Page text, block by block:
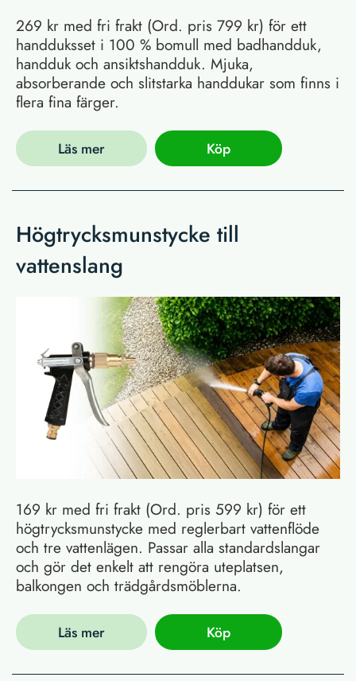
269 kr med fri frakt (Ord. pris 799 kr) för ett
handduksset i 100 % bomull med badhandduk,
handduk och ansiktshandduk. Mjuka,
absorberande och slitstarka handdukar som finns i
flera fina färger.
Läs mer Köp
Högtrycksmunstycke till
vattenslang
169 kr med fri frakt (Ord. pris 599 kr) för ett
högtrycksmunstycke med reglerbart vattenflöde
och tre vattenlägen. Passar alla standardslangar
och gör det enkelt att rengöra uteplatsen,
balkongen och trädgårdsmöblerna.
Läs mer Köp